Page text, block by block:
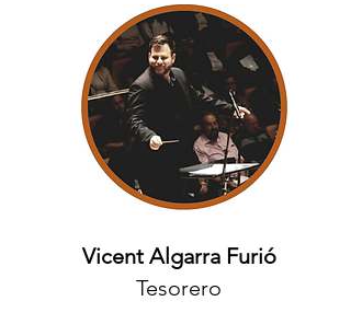
Vicent Algarra Furió
Tesorero